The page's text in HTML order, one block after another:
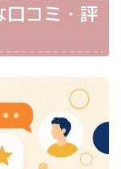
口コミ・評